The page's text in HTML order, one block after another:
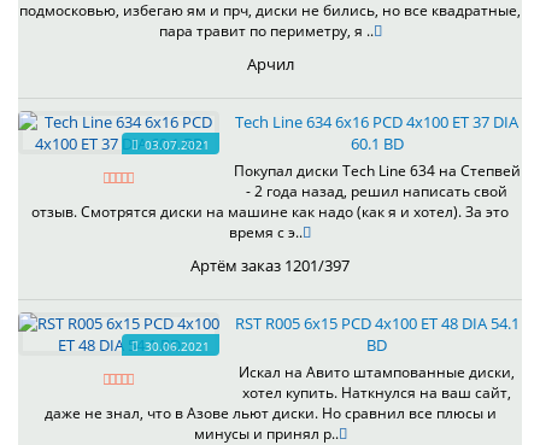
подмосковью, избегаю ям и прч, диски не бились, но все квадратные,
пара травит по периметру, я ..
Арчил
03.07.2021
Tech Line 634 6x16 PCD 4x100 ET 37 DIA
60.1 BD
Покупал диски Tech Line 634 на Степвей
- 2 года назад, решил написать свой
отзыв. Смотрятся диски на машине как надо (как я и хотел). За это
время с э..
Артём заказ 1201/397
30.06.2021
RST R005 6x15 PCD 4x100 ET 48 DIA 54.1
BD
Искал на Авито штампованные диски,
хотел купить. Наткнулся на ваш сайт,
даже не знал, что в Азове льют диски. Но сравнил все плюсы и
минусы и принял р..